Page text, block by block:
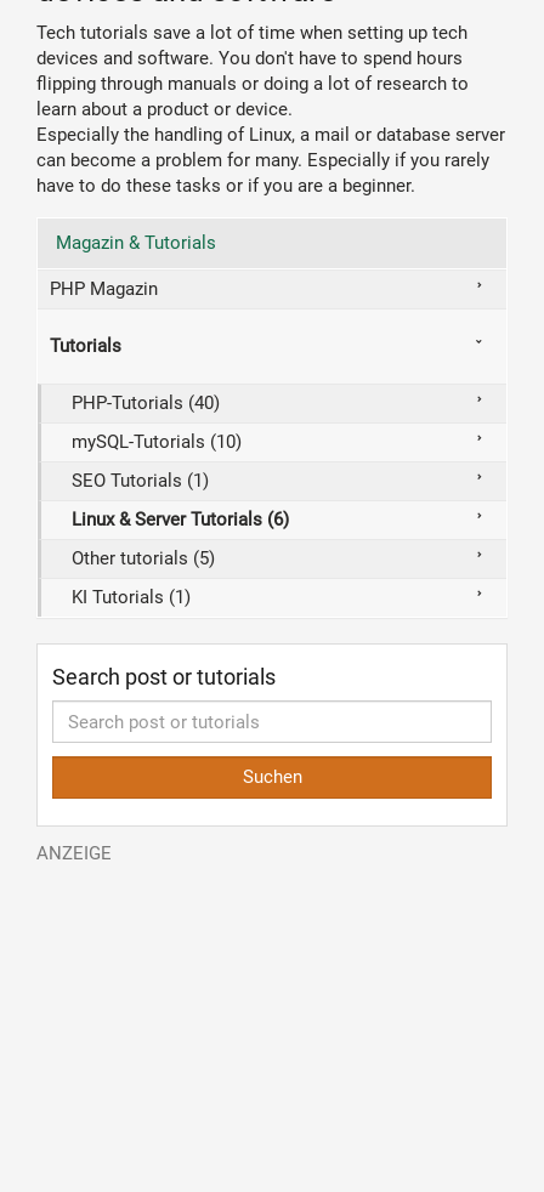
Tech tutorials save a lot of time when setting up tech
devices and software. You don't have to spend hours
flipping through manuals or doing a lot of research to
learn about a product or device.
Especially the handling of Linux, a mail or database server
can become a problem for many. Especially if you rarely
have to do these tasks or if you are a beginner.
Magazin & Tutorials
PHP Magazin
Tutorials
PHP-Tutorials (40)
mySQL-Tutorials (10)
SEO Tutorials (1)
Linux & Server Tutorials (6)
Other tutorials (5)
KI Tutorials (1)
Search post or tutorials